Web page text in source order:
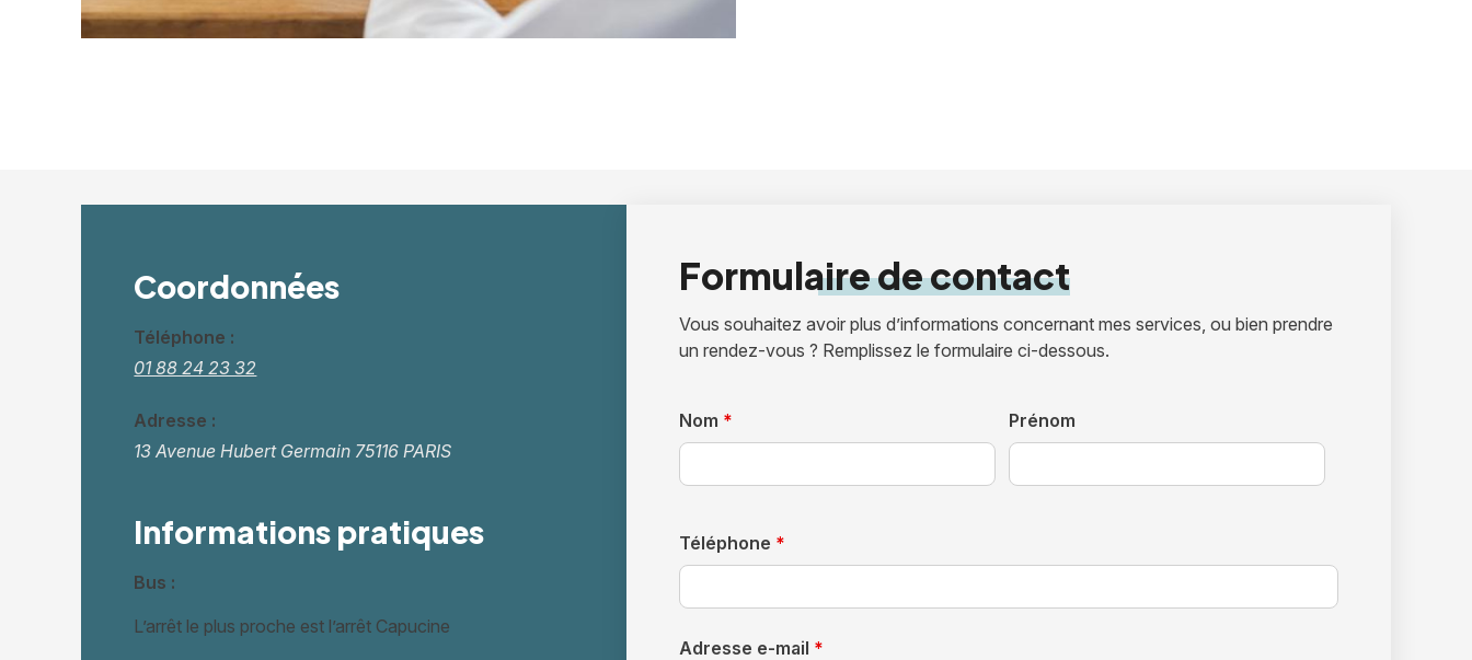
Coordonnées
Téléphone :
01 88 24 23 32
Adresse :
13 Avenue Hubert Germain 75116 PARIS
Informations pratiques
Bus :
L’arrêt le plus proche est l’arrêt Capucine
Formulairede contact
Vous souhaitez avoir plus d’informations concernant mes services, ou bien prendre
un rendez-vous ? Remplissez le formulaire ci-dessous.
Nom * Prénom
Téléphone *
Adresse e-mail *